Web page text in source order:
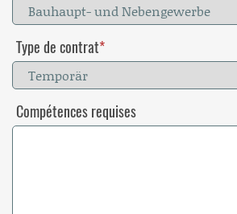
Type de contrat
Compétences requises